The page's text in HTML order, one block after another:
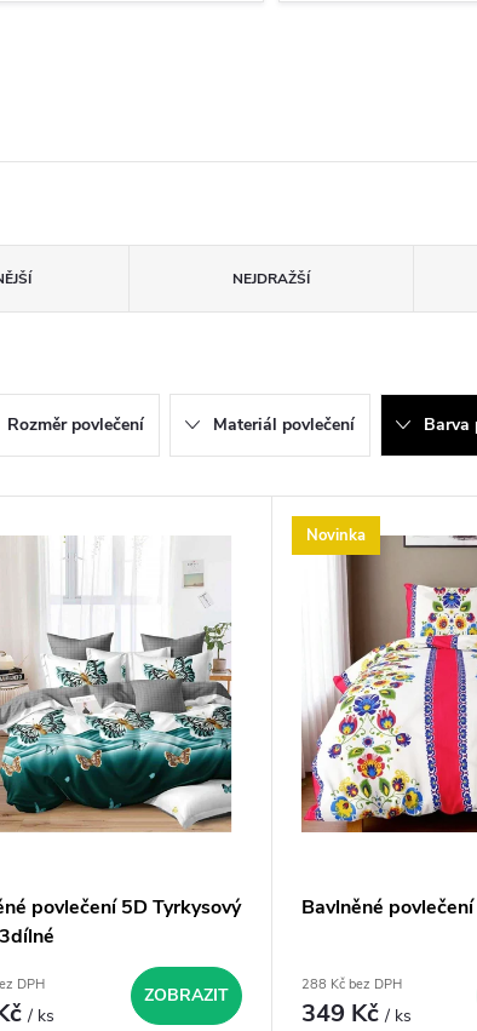
NEJDRAŽŠÍ
Rozměr povlečení Materiál povlečení Barva
povlečení 5D Tyrkysový
DPH
/ ks
ZOBRAZIT
Novinka
Bavlněné
288 Kč bez DPH
349 Kč/ ks